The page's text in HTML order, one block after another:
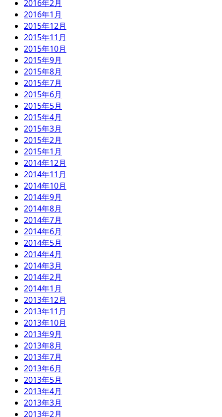
2016年2月
2016年1月
2015年12月
2015年11月
2015年10月
2015年9月
2015年8月
2015年7月
2015年6月
2015年5月
2015年4月
2015年3月
2015年2月
2015年1月
2014年12月
2014年11月
2014年10月
2014年9月
2014年8月
2014年7月
2014年6月
2014年5月
2014年4月
2014年3月
2014年2月
2014年1月
2013年12月
2013年11月
2013年10月
2013年9月
2013年8月
2013年7月
2013年6月
2013年5月
2013年4月
2013年3月
2013年2月